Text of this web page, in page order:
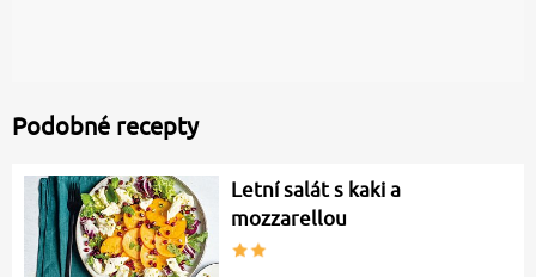
Podobné recepty
Letní salát s kaki a
mozzarellou